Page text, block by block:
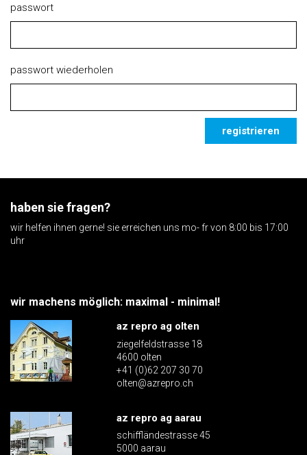
passwort
passwort wiederholen
registrieren
haben sie fragen?
wir helfen ihnen gerne! sie erreichen uns mo- fr von 8:00 bis 17:00
uhr
wir machens möglich: maximal - minimal!
az repro ag olten
ziegelfeldstrasse 18
4600 olten
+41 (0)62 207 30 70
olten@azrepro.ch
az repro ag aarau
schiffländestrasse 45
5000 aarau